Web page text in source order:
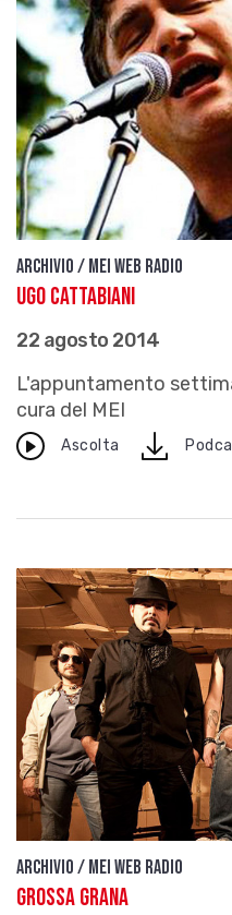
Archivio / Mei Web Radio
Ugo Cattabiani
22 agosto 2014
L'appuntamento
cura del MEI
Ascolta download
Archivio / Mei Web Radio
Grossa Grana